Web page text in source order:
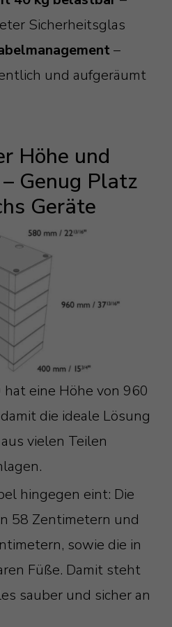
Sicherheitsglas
–
und aufgeräumt
Höhe und
Genug Platz
Geräte
hat eine Höhe von 960
die ideale Lösung
vielen Teilen
hingegen eint: Die
58 Zentimetern und
sowie die in
Füße. Damit steht
sauber und sicher an